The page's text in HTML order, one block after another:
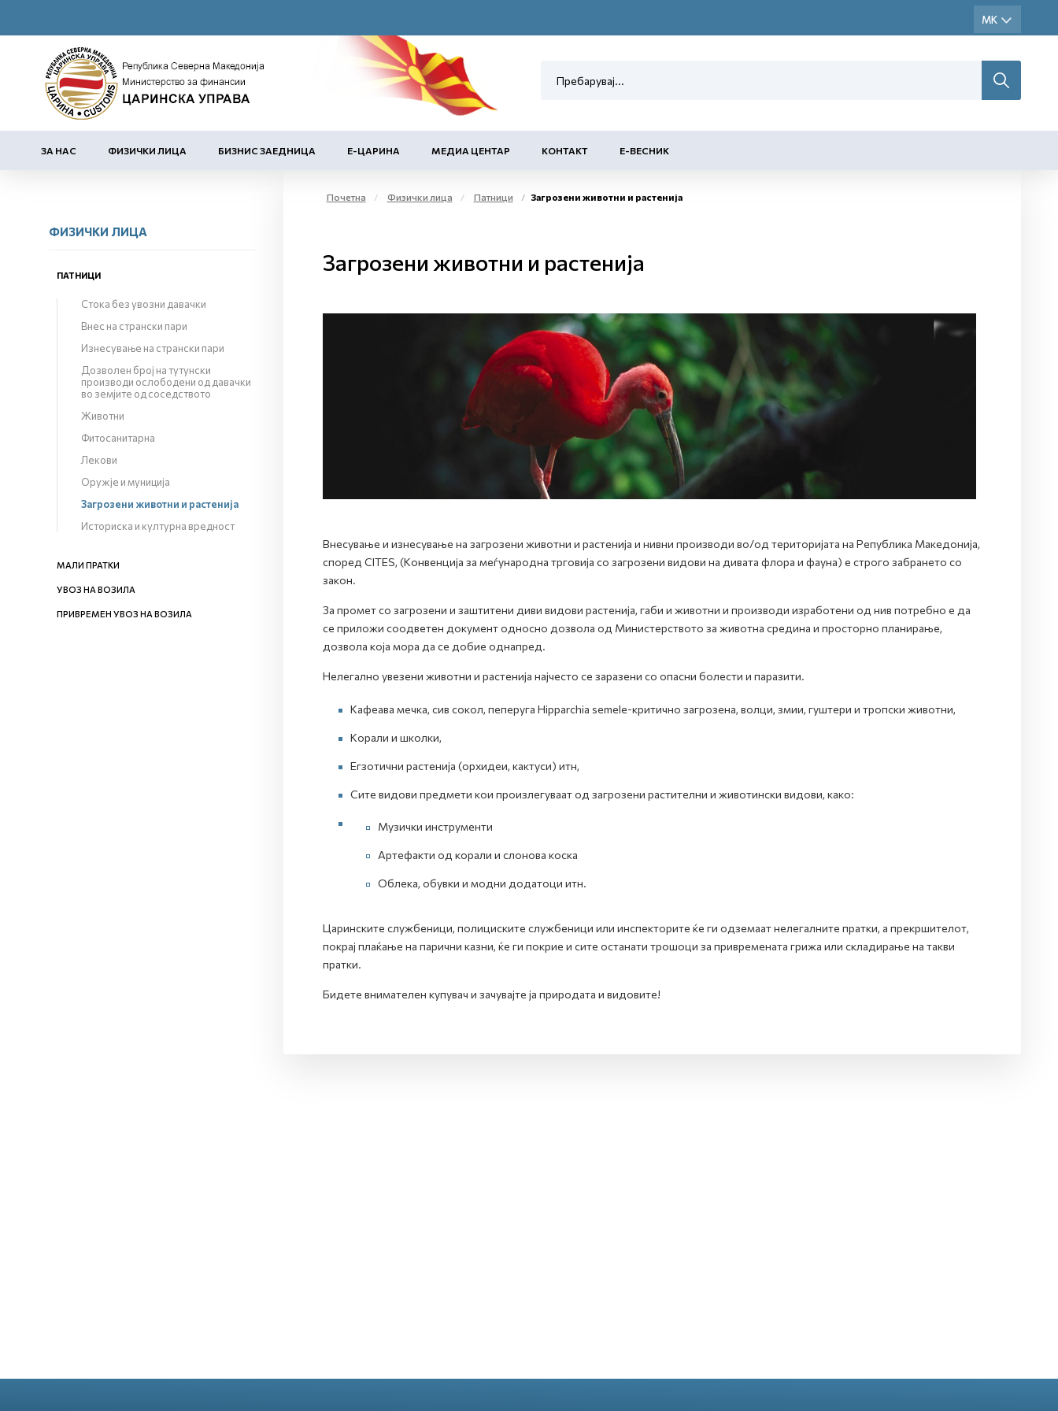
ЗА НАС ФИЗИЧКИ ЛИЦА БИЗНИС ЗАЕДНИЦА Е-ЦАРИНА МЕДИА ЦЕНТАР КОНТАКТ Е-ВЕСНИК
ФИЗИЧКИ ЛИЦА
ПАТНИЦИ
Стока без увозни давачки
Внес на странски пари
Изнесување на странски пари
Дозволен број на тутунски
производи ослободени од давачки
во земјите од соседството
Животни
Фитосанитарна
Лекови
Оружје и муниција
Загрозени животни и растенија
Историска и културна вредност
МАЛИ ПРАТКИ
УВОЗ НА ВОЗИЛА
ПРИВРЕМЕН УВОЗ НА ВОЗИЛА
Почетна Физички лица Патници Загрозени животни и растенија
Загрозени животни и растенија
Внесување и изнесување на загрозени животни и растенија и нивни производи во/од територијата на Република Mакедонија,
според CITES, (Конвенција за меѓународна трговија со загрозени видови на дивата флора и фауна) е строго забрането со
закон.
За промет со загрозени и заштитени диви видови растенија, габи и животни и производи изработени од нив потребно е да
се приложи соодветен документ односно дозвола од Mинистерството за животна средина и просторно планирање,
дозвола која мора да се добие однапред.
Нелегално увезени животни и растенија најчесто се заразени со опасни болести и паразити.
Кафеава мечка, сив сокол, пеперуга Hipparchia semele-критично загрозена, волци, змии, гуштери и тропски животни,
Корали и школки,
Егзотични растенија (орхидеи, кактуси) итн,
Сите видови предмети кои произлегуваат од загрозени растителни и животински видови, како:
Музички инструменти
Артефакти од корали и слонова коска
Облека, обувки и модни додатоци итн.
Царинските службеници, полициските службеници или инспекторите ќе ги одземаат нелегалните пратки, а прекршителот,
покрај плаќање на парични казни, ќе ги покрие и сите останати трошоци за привремената грижа или складирање на такви
пратки.
Бидете внимателен купувач и зачувајте ја природата и видовите!